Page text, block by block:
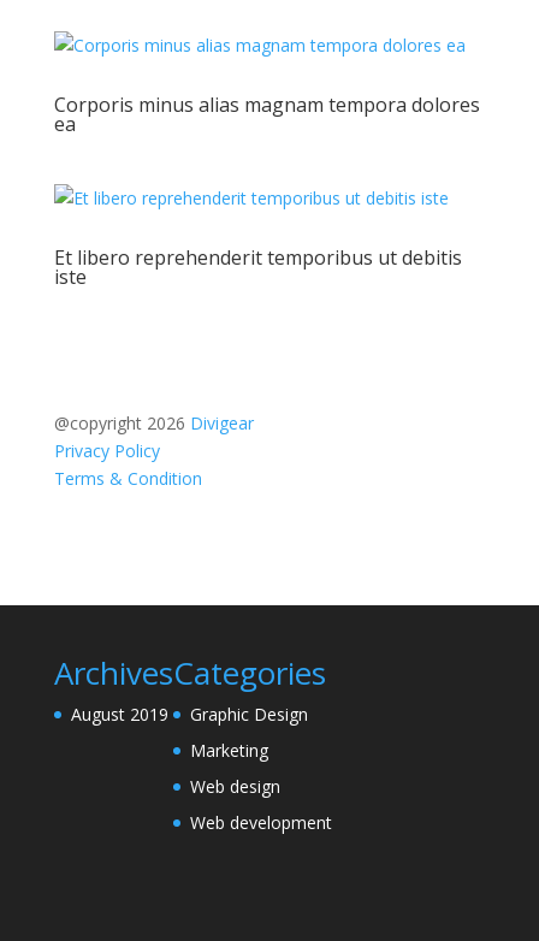
Corporis minus alias magnam tempora dolores
ea
Et libero reprehenderit temporibus ut debitis
iste
@copyright 2026 Divigear
Privacy Policy
Terms & Condition
Archives
August 2019
Categories
Graphic Design
Marketing
Web design
Web development